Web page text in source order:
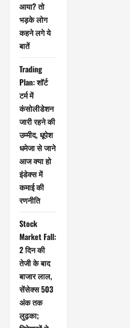
आया? तो
भड़के लोग
कहने लगे ये
बातें
Trading
Plan: शॉर्ट
टर्म में
कंसोलीडेशन
जारी रहने की
उम्मीद, धूपेश
धमेजा से जाने
आज क्या हो
इंडेक्स में
कमाई की
रणनीति
Stock
Market Fall:
2 दिन की
तेजी के बाद
बाजार लाल,
सेंसेक्स 503
अंक तक
लुढ़का;